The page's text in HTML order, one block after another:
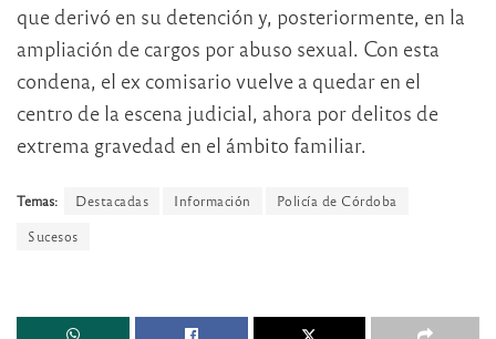
que derivó en su detención y, posteriormente, en la
ampliación de cargos por abuso sexual. Con esta
condena, el ex comisario vuelve a quedar en el
centro de la escena judicial, ahora por delitos de
extrema gravedad en el ámbito familiar.
Temas: Destacadas Información
Policía de Córdoba
Sucesos